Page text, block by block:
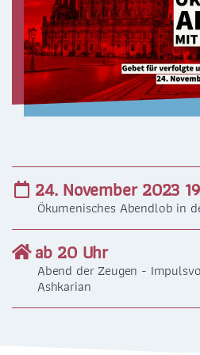
0351 -
selige-maertyrer-
24. November 2023
Ökumenisches Abendlob in
ab 20 Uhr
Abend der Zeugen -
Ashkarian